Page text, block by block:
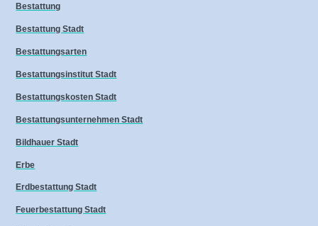
Bestattung
Bestattung Stadt
Bestattungsarten
Bestattungsinstitut Stadt
Bestattungskosten Stadt
Bestattungsunternehmen Stadt
Bildhauer Stadt
Erbe
Erdbestattung Stadt
Feuerbestattung Stadt